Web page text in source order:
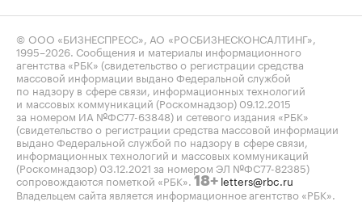
© ООО «БИЗНЕСПРЕСС», АО «РОСБИЗНЕСКОНСАЛТИНГ»,
1995–2026 . Сообщения и материалы информационного
агентства «РБК» (свидетельство о регистрации средства
массовой информации выдано Федеральной службой
по надзору в сфере связи, информационных технологий
и массовых коммуникаций (Роскомнадзор) 09.12.2015
за номером ИА №ФС77-63848) и сетевого издания «РБК»
(свидетельство о регистрации средства массовой информации
выдано Федеральной службой по надзору в сфере связи,
информационных технологий и массовых коммуникаций
(Роскомнадзор) 03.12.2021 за номером ЭЛ №ФС77-82385)
сопровождаются пометкой «РБК». 18+ letters@rbc.ru
Владельцем сайта является информационное агентство «РБК».